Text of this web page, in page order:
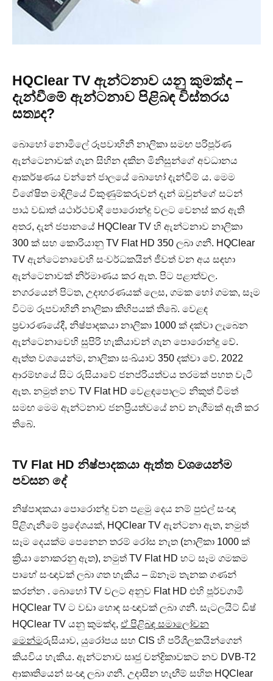
HQClear TV ඇන්ටනාව යනු කුමක්ද –
දැන්වීමේ ඇන්ටනාව පිළිබඳ විස්තරය
සත්‍යද?
බොහෝ නොමිලේ රූපවාහිනී නාලිකා සමඟ පරිපූර්ණ
ඇන්ටෙනාවක් ගැන සිහින දකින මිනිසුන්ගේ අවධානය
ආකර්ෂණය වන්නේ ජාලයේ බොහෝ දැන්වීම් ය. මෙම
විශේෂිත මාදිලියේ විකුණුම්කරුවන් දැන් ඔවුන්ගේ සටන්
පාඨ වඩාත් යථාර්ථවාදී පොරොන්දු වලට වෙනස් කර ඇති
අතර, දැන් ජපානයේ HQClear TV හි ඇන්ටනාව නාලිකා
300 ක් සහ කොරියානු TV Flat HD 350 ලබා ගනී. HQClear
TV ඇන්ටෙනාවෙහි සංවර්ධකයින් ජීවත් වන අය සඳහා
ඇන්ටෙනාවක් නිර්මාණය කර ඇත. පිට පළාත්වල.
නගරයෙන් පිටත, උදාහරණයක් ලෙස, ගමක හෝ ගමක, සෑම
විටම රූපවාහිනී නාලිකා කිහිපයක් තිබේ. වෙළඳ
ප්‍රචාරණයේදී, නිෂ්පාදකයා නාලිකා 1000 ක් දක්වා ලැබෙන
ඇන්ටෙනාවෙහි සුපිරි හැකියාවන් ගැන පොරොන්දු වේ.
ඇත්ත වශයෙන්ම, නාලිකා සංඛ්යාව 350 දක්වා වේ. 2022
ආරම්භයේ සිට රුසියාවේ ජනප්රියත්වය තරමක් පහත වැටී
ඇත. නමුත් නව TV Flat HD වෙළඳපොලට නිකුත් වීමත්
සමඟ මෙම ඇන්ටනාව ජනප්‍රියත්වයේ නව නැගීමක් ඇති කර
තිබේ.
TV Flat HD නිෂ්පාදකයා ඇත්ත වශයෙන්ම
පවසන දේ
නිෂ්පාදකයා පොරොන්දු වන පළමු දෙය නම් පුළුල් සංඥා
පිළිගැනීමේ ප්‍රදේශයක්, HQClear TV ඇන්ටනා ඇත, නමුත්
සෑම දෙයක්ම පෙනෙන තරම් රෝස නැත (නාලිකා 1000 ක්
ක්‍රියා නොකරනු ඇත), නමුත් TV Flat HD හට සෑම ගමකම
පාහේ සංඥාවක් ලබා ගත හැකිය – ඕනෑම තැනක ගණන්
කරන්න . බොහෝ TV වලට අනුව Flat HD එහි පූර්වගාමී
HQClear TV ට වඩා හොඳ සංඥාවක් ලබා ගනී. සැටලයිට් ඩිෂ්
HQClear TV යනු කුමක්ද, ඒ පිළිබඳ සමාලෝචන
මෙන්මරුසියාව, යුරෝපය සහ CIS හි පරිශීලකයින්ගෙන්
කියවිය හැකිය. ඇන්ටනාව සෘජු චන්ද්‍රිකාවකට නව DVB-T2
ආකෘතියෙන් සංඥා ලබා ගනී. උදාසීන හැඟීම් සහිත HQClear